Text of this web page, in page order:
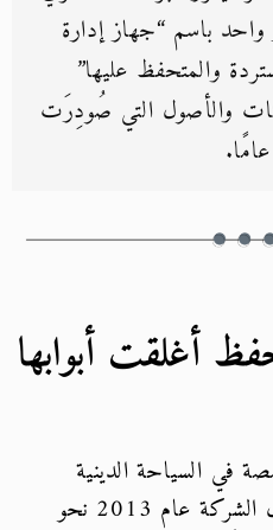
باسم “جهاز إدارة
والمتحفظ عليها”
والأصول التي صُودِرَت
أغلقت أبوابها
في السياحة الدينية
والمؤتمرات، بلغ حجم أعمال الشركة عام 2013 نحو